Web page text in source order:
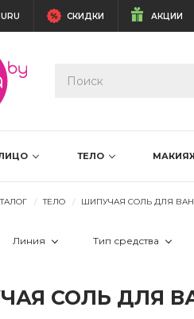
СКИДКИ АКЦИИ
ТЕЛО
ТЕЛО ШИПУЧАЯ СОЛЬ ДЛЯ
Линия
Для детей
Тип средства
СОЛЬ ДЛЯ